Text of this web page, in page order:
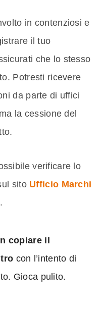
in contenziosi e
il tuo
che lo stesso
Potresti ricevere
da parte di uffici
la cessione del
verificare lo
sito Ufficio Marchi
.
copiare il
con l’intento di
Gioca pulito.